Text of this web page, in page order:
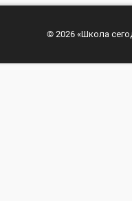
© 2026 «Школа